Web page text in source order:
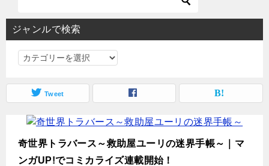
ジャンルで検索
ジ
ン
ル
索
Tweet
奇世界トラバース～救助屋ユーリの迷界手帳～｜マ
ンガUP!でコミカライズ連載開始！